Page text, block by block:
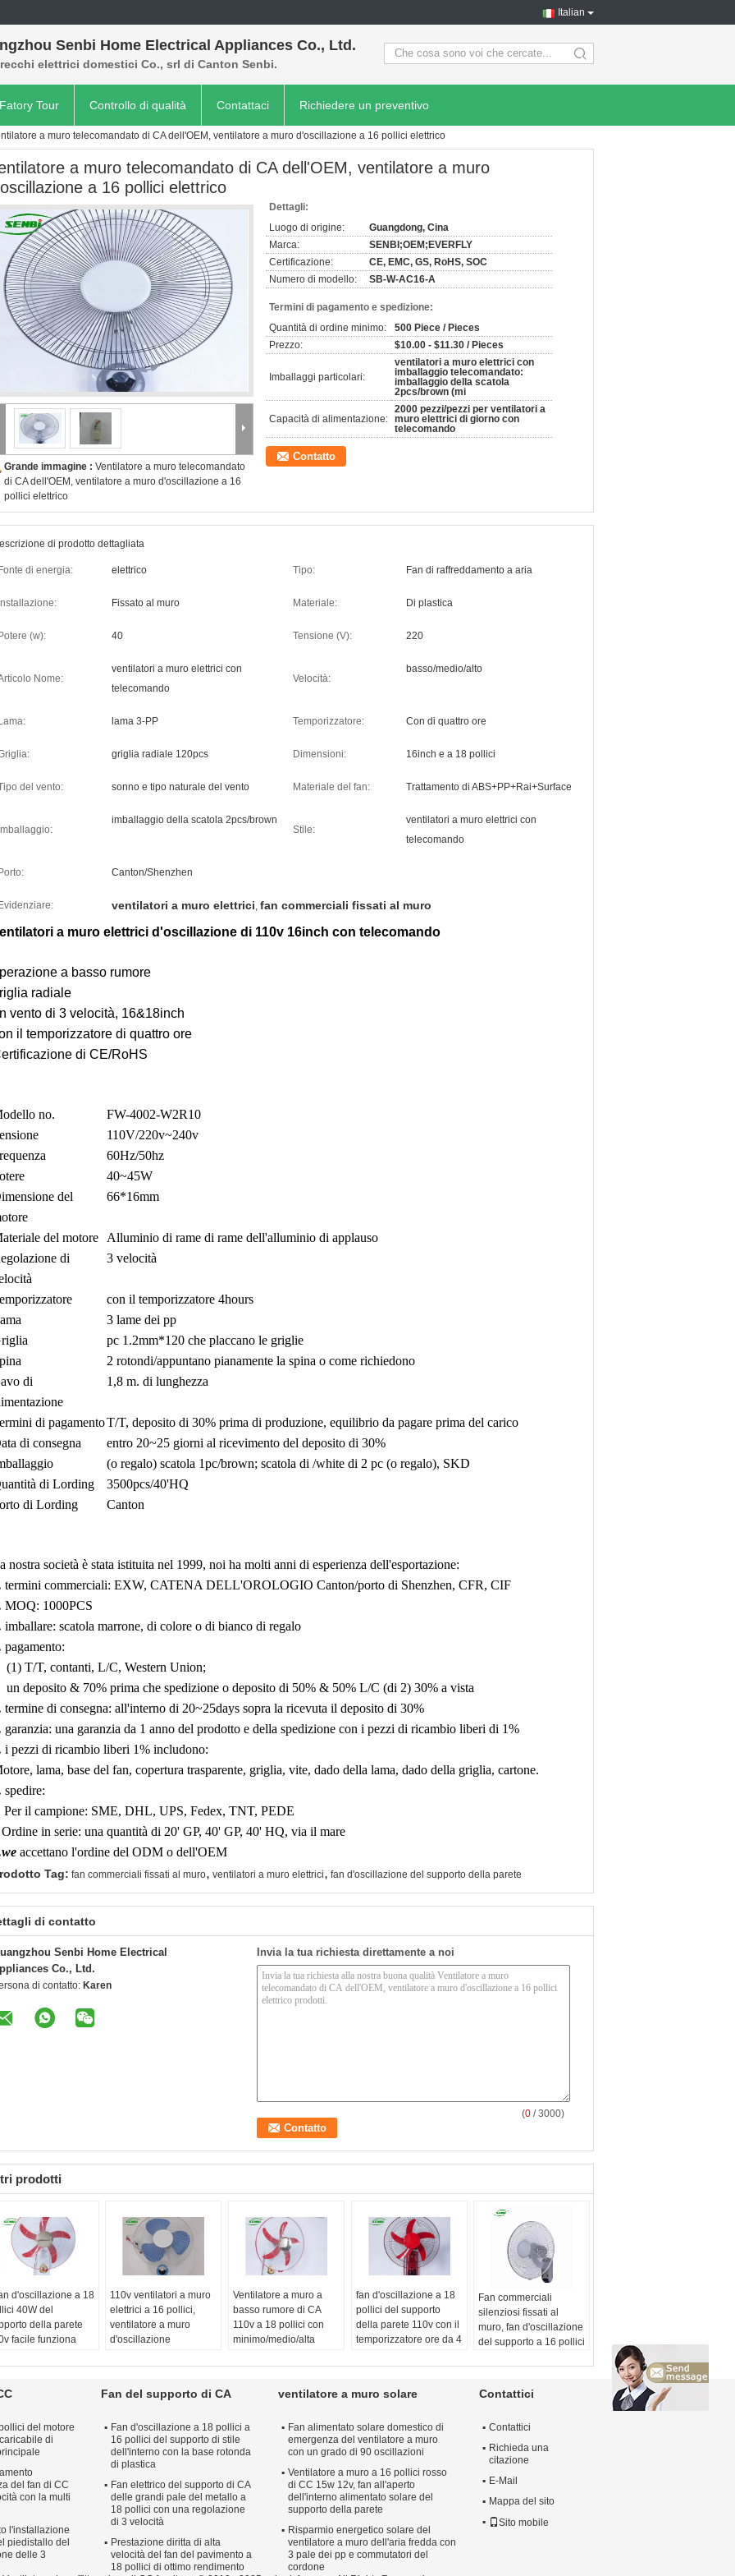
Italian
Senbi Home Electrical Appliances Co., Ltd.
elettrici domestici Co., srl di Canton Senbi. search
Fatory Tour Controllo di qualità Contattaci Richiedere un preventivo
a muro telecomandato di CA dell'OEM, ventilatore a muro d'oscillazione a 16 pollici elettrico
a muro telecomandato di CA dell'OEM, ventilatore a muro
a 16 pollici elettrico
Grande immagine : Ventilatore a muro telecomandato
di CA dell'OEM, ventilatore a muro d'oscillazione a 16
pollici elettrico
Dettagli:
Luogo di origine:
Guangdong, Cina
Marca:
SENBI;OEM;EVERFLY
Certificazione:
CE, EMC, GS, RoHS, SOC
Numero di modello:
SB-W-AC16-A
Termini di pagamento e spedizione:
Quantità di ordine minimo:
500 Piece / Pieces
Prezzo:
$10.00 - $11.30 / Pieces
Imballaggi particolari:
ventilatori a muro elettrici con
imballaggio telecomandato:
imballaggio della scatola
2pcs/brown (mi
Capacità di alimentazione:
2000 pezzi/pezzi per ventilatori a
muro elettrici di giorno con
telecomando
Contatto
di prodotto dettagliata
Fonte di energia: elettrico Tipo: Fan di raffreddamento a aria
Installazione: Fissato al muro Materiale: Di plastica
Potere (w): 40 Tensione (V): 220
Nome:
ventilatori a muro elettrici con
telecomando
Velocità:
basso/medio/alto
Lama: lama 3-PP Temporizzatore: Con di quattro ore
griglia radiale 120pcs Dimensioni: 16inch e a 18 pollici
del vento: sonno e tipo naturale del vento Materiale del fan: Trattamento di ABS+PP+Rai+Surface
imballaggio della scatola 2pcs/brown
Stile:
ventilatori a muro elettrici con
telecomando
Porto: Canton/Shenzhen
Evidenziare: ventilatori a muro elettrici, fan commerciali fissati al muro
a muro elettrici d'oscillazione di 110v 16inch con telecomando
a basso rumore
radiale
vento di 3 velocità, 16&18inch
il temporizzatore di quattro ore
di CE/RoHS
no.
FW-4002-W2R10
110V/220v~240v
60Hz/50hz
40~45W
del
66*16mm
del motore
Alluminio di rame di rame dell'alluminio di applauso
di
3 velocità
con il temporizzatore 4hours
3 lame dei pp
pc 1.2mm*120 che placcano le griglie
2 rotondi/appuntano pianamente la spina o come richiedono
di
1,8 m. di lunghezza
di pagamentoT/T, deposito di 30% prima di produzione, equilibrio da pagare prima del carico
di consegna
entro 20~25 giorni al ricevimento del deposito di 30%
(o regalo) scatola 1pc/brown; scatola di /white di 2 pc (o regalo), SKD
di Lording
3500pcs/40'HQ
di Lording
Canton
nostra società è stata istituita nel 1999, noi ha molti anni di esperienza dell'esportazione:
termini commerciali: EXW, CATENA DELL'OROLOGIO Canton/porto di Shenzhen, CFR, CIF
MOQ: 1000PCS
imballare: scatola marrone, di colore o di bianco di regalo
pagamento:
(1) T/T, contanti, L/C, Western Union;
un deposito & 70% prima che spedizione o deposito di 50% & 50% L/C (di 2) 30% a vista
termine di consegna: all'interno di 20~25days sopra la ricevuta il deposito di 30%
garanzia: una garanzia da 1 anno del prodotto e della spedizione con i pezzi di ricambio liberi di 1%
i pezzi di ricambio liberi 1% includono:
lama, base del fan, copertura trasparente, griglia, vite, dado della lama, dado della griglia, cartone.
spedire:
Per il campione: SME, DHL, UPS, Fedex, TNT, PEDE
Ordine in serie: una quantità di 20' GP, 40' GP, 40' HQ, via il mare
accettano l'ordine del ODM o dell'OEM
Tag: fan commerciali fissati al muro, ventilatori a muro elettrici, fan d'oscillazione del supporto della parete
di contatto
Senbi Home Electrical
Co., Ltd.
di contatto: Karen
Invia la tua richiesta direttamente a noi
(0 / 3000)
prodotti
d'oscillazione a 18
40W del
della parete
facile funziona
di energia:
Fissato al
Di plastica
110v ventilatori a muro
elettrici a 16 pollici,
ventilatore a muro
d'oscillazione
Fonte di energia:
Tipo:Fan di
Installazione:Fissato al
muro
Materiale: Di plastica
Ventilatore a muro a
basso rumore di CA
110v a 18 pollici con
minimo/medio/alta
Fonte di energia:
Fan di
Installazione:Fissato al
muro
Materiale:
Di plastica
fan d'oscillazione a 18
pollici del supporto
della parete 110v con il
temporizzatore ore da 4
Fonte di energia:
Tipo: Fan di
Installazione:Fissato al
muro
Materiale:Di plastica
Fan commerciali
silenziosi fissati al
muro, fan d'oscillazione
del supporto a 16 pollici
elettrico
raffreddamento a aria
Installazione:Fissato al
muro
Materiale:
del motore
di
del fan di CC
con la multi
l'installazione
piedistallo del
delle 3
Fan del supporto di CA
Fan d'oscillazione a 18 pollici a
16 pollici del supporto di stile
dell'interno con la base rotonda
di plastica
Fan elettrico del supporto di CA
delle grandi pale del metallo a
18 pollici con una regolazione
di 3 velocità
Prestazione diritta di alta
velocità del fan del pavimento a
18 pollici di ottimo rendimento
ventilatore a muro solare
Fan alimentato solare domestico di
emergenza del ventilatore a muro
con un grado di 90 oscillazioni
Ventilatore a muro a 16 pollici rosso
di CC 15w 12v, fan all'aperto
dell'interno alimentato solare del
supporto della parete
Risparmio energetico solare del
ventilatore a muro dell'aria fredda con
3 pale dei pp e commutatori del
cordone
Contattici
Contattici
Richieda una
citazione
E-Mail
Mappa del sito
Sito mobile